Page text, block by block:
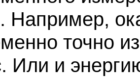
Например,
точно
Или и